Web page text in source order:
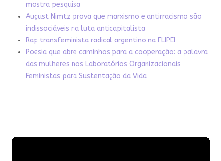
mostra pesquisa
August Nimtz prova que marxismo e antirracismo são
indissociáveis na luta anticapitalista
Rap transfeminista radical argentino na FLIPEI
Poesia que abre caminhos para a cooperação: a palavra
das mulheres nos Laboratórios Organizacionais
Feministas para Sustentação da Vida